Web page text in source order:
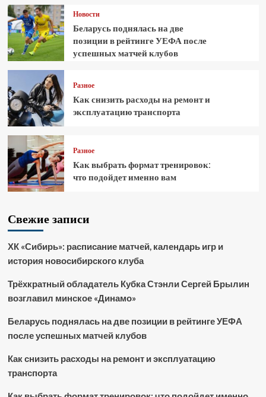
Новости
Беларусь поднялась на две
позиции в рейтинге УЕФА после
успешных матчей клубов
Разное
Как снизить расходы на ремонт и
эксплуатацию транспорта
Разное
Как выбрать формат тренировок:
что подойдет именно вам
Свежие записи
ХК «Сибирь»: расписание матчей, календарь игр и
история новосибирского клуба
Трёхкратный обладатель Кубка Стэнли Сергей Брылин
возглавил минское «Динамо»
Беларусь поднялась на две позиции в рейтинге УЕФА
после успешных матчей клубов
Как снизить расходы на ремонт и эксплуатацию
транспорта